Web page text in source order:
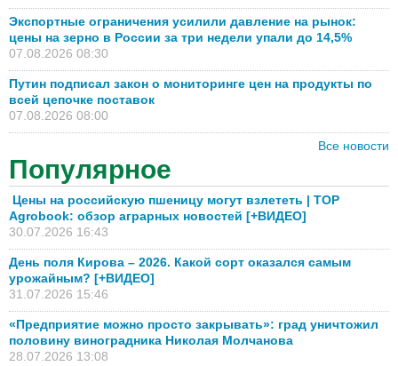
Экспортные ограничения усилили давление на рынок:
цены на зерно в России за три недели упали до 14,5%
07.08.2026 08:30
Путин подписал закон о мониторинге цен на продукты по
всей цепочке поставок
07.08.2026 08:00
Все новости
Популярное
Цены на российскую пшеницу могут взлететь | TOP
Agrobook: обзор аграрных новостей [+ВИДЕО]
30.07.2026 16:43
День поля Кирова – 2026. Какой сорт оказался самым
урожайным? [+ВИДЕО]
31.07.2026 15:46
«Предприятие можно просто закрывать»: град уничтожил
половину виноградника Николая Молчанова
28.07.2026 13:08